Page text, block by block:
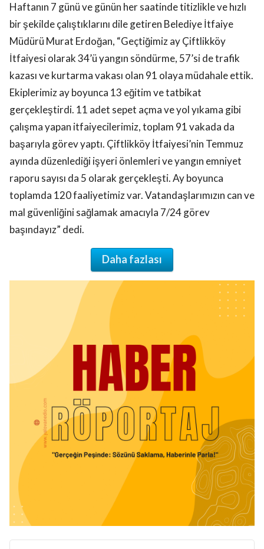
Haftanın 7 günü ve günün her saatinde titizlikle ve hızlı
bir şekilde çalıştıklarını dile getiren Belediye İtfaiye
Müdürü Murat Erdoğan, “Geçtiğimiz ay Çiftlikköy
İtfaiyesi olarak 34’ü yangın söndürme, 57’si de trafik
kazası ve kurtarma vakası olan 91 olaya müdahale ettik.
Ekiplerimiz ay boyunca 13 eğitim ve tatbikat
gerçekleştirdi. 11 adet sepet açma ve yol yıkama gibi
çalışma yapan itfaiyecilerimiz, toplam 91 vakada da
başarıyla görev yaptı. Çiftlikköy İtfaiyesi’nin Temmuz
ayında düzenlediği işyeri önlemleri ve yangın emniyet
raporu sayısı da 5 olarak gerçekleşti. Ay boyunca
toplamda 120 faaliyetimiz var. Vatandaşlarımızın can ve
mal güvenliğini sağlamak amacıyla 7/24 görev
başındayız” dedi.
Daha fazlası